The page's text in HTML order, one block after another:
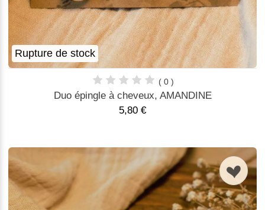
Rupture de stock
( 0 )
Duo épingle à cheveux, AMANDINE
5,80 €
n